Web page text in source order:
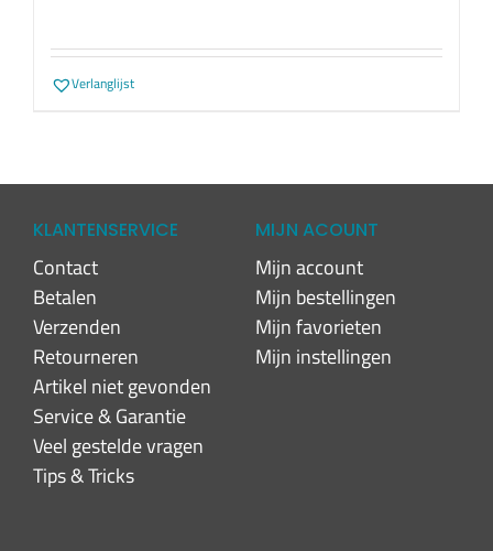
tot
Verlanglijst
KLANTENSERVICE
Contact
Betalen
Verzenden
Retourneren
Artikel niet gevonden
Service & Garantie
Veel gestelde vragen
Tips & Tricks
MIJN ACOUNT
Mijn account
Mijn bestellingen
Mijn favorieten
Mijn instellingen